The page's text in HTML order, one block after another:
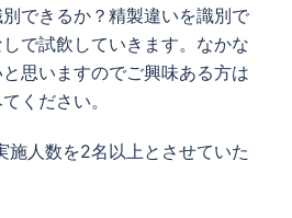
できるか？ 精製違いを識別で
で試飲していきます。 なかな
思いますのでご興味ある方は
ください。
数を2名以上とさせていた